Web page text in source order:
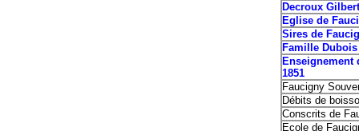
Decroux
Eglise de
Sires de
Famille
Enseignement
1851
Faucigny
Débits de
Conscrits de
Ecole de